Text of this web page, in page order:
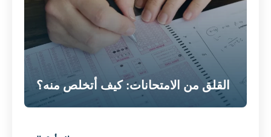
القلق من الامتحانات: كيف أتخلص منه؟